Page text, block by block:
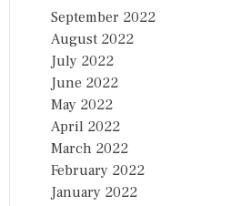
September 2022
August 2022
July 2022
June 2022
May 2022
April 2022
March 2022
February 2022
January 2022